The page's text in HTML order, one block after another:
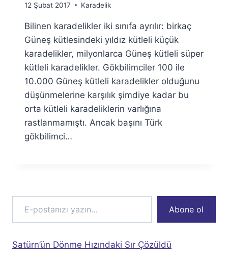
By
Fuat
Özyar
12 Şubat 2017 Karadelik
Bilinen karadelikler iki sınıfa ayrılır: birkaç
Güneş kütlesindeki yıldız kütleli küçük
karadelikler, milyonlarca Güneş kütleli süper
kütleli karadelikler. Gökbilimciler 100 ile
10.000 Güneş kütleli karadelikler olduğunu
düşünmelerine karşılık şimdiye kadar bu
orta kütleli karadeliklerin varlığına
rastlanmamıştı. Ancak başını Türk
gökbilimci…
E-postanızı yazın…
Abone ol
Satürn’ün Dönme Hızındaki Sır Çözüldü